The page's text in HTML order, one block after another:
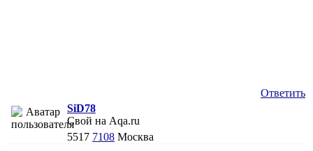
Ответить
SiD78
Свой на Aqa.ru
5517 7108 Москва